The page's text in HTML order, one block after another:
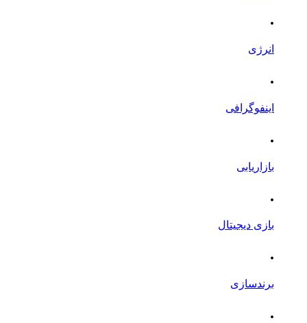
.
انرژی
.
اینفوگرافی
.
بازاریابی
.
بازی دیجیتال
.
برندسازی
.